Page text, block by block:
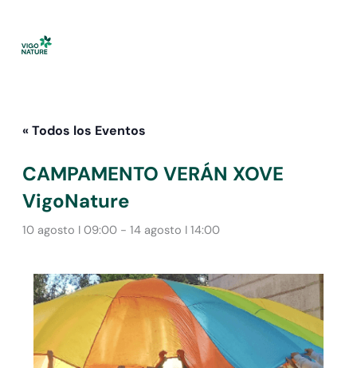
contenido
« Todos los Eventos
CAMPAMENTO VERÁN XOVE
VigoNature
10 agosto I 09:00- 14 agosto I 14:00